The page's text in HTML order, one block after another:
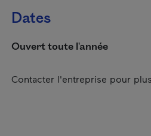
Dates
Ouvert toute l'année
Contacter l'entreprise pour